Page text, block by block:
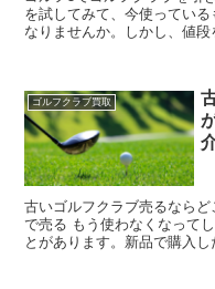
を試してみて、今使ってい
なりませんか。しかし、値
ゴルフクラブ買取
古いゴルフクラブ売るなら
で売る もう使わなくなって
とがあります。新品で購入